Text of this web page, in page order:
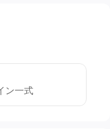
ン一式